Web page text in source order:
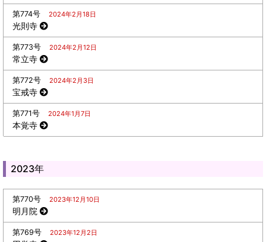
第774号 2024年2月18日
光則寺
第773号 2024年2月12日
常立寺
第772号 2024年2月3日
宝戒寺
第771号 2024年1月7日
本覚寺
2023年
第770号 2023年12月10日
明月院
第769号 2023年12月2日